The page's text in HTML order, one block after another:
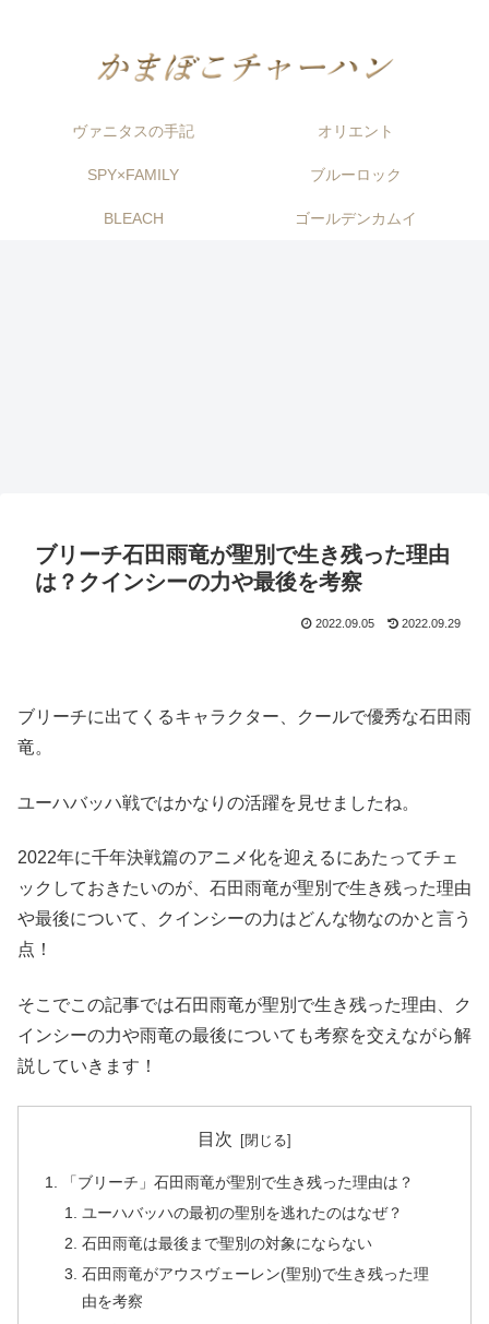
ヴァニタスの手記 オリエント
SPY×FAMILY ブルーロック
BLEACH ゴールデンカムイ
ブリーチ石田雨竜が聖別で生き残った理由
は？クインシーの力や最後を考察
2022.09.05 2022.09.29
ブリーチに出てくるキャラクター、クールで優秀な石田雨
竜。
ユーハバッハ戦ではかなりの活躍を見せましたね。
2022年に千年決戦篇のアニメ化を迎えるにあたってチェ
ックしておきたいのが、石田雨竜が聖別で生き残った理由
や最後について、クインシーの力はどんな物なのかと言う
点！
そこでこの記事では石田雨竜が聖別で生き残った理由、ク
インシーの力や雨竜の最後についても考察を交えながら解
説していきます！
目次
「ブリーチ」石田雨竜が聖別で生き残った理由は？
ユーハバッハの最初の聖別を逃れたのはなぜ？
石田雨竜は最後まで聖別の対象にならない
石田雨竜がアウスヴェーレン(聖別)で生き残った理
由を考察